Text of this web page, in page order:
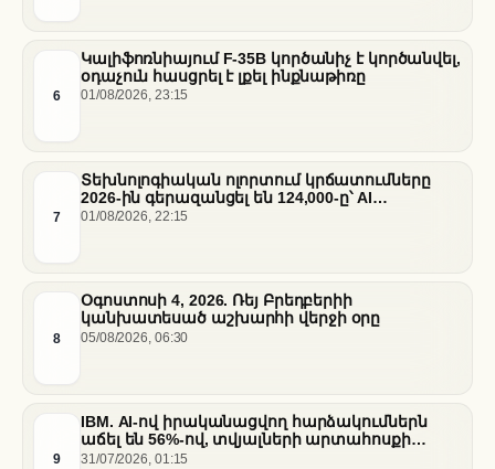
6
Կալիֆոռնիայում F-35B կործանիչ է կործանվել,
օդաչուն հասցրել է լքել ինքնաթիռը
01/08/2026, 23:15
7
Տեխնոլոգիական ոլորտում կրճատումները
2026-ին գերազանցել են 124,000-ը՝ AI
ենթակառուցվածքների վերաբաշխման ֆոնին
01/08/2026, 22:15
8
Օգոստոսի 4, 2026. Ռեյ Բրեդբերիի
կանխատեսած աշխարհի վերջի օրը
05/08/2026, 06:30
9
IBM. AI-ով իրականացվող հարձակումներն
աճել են 56%-ով, տվյալների արտահոսքի
ծախսերը հասել են ռեկորդային մակարդակի
31/07/2026, 01:15